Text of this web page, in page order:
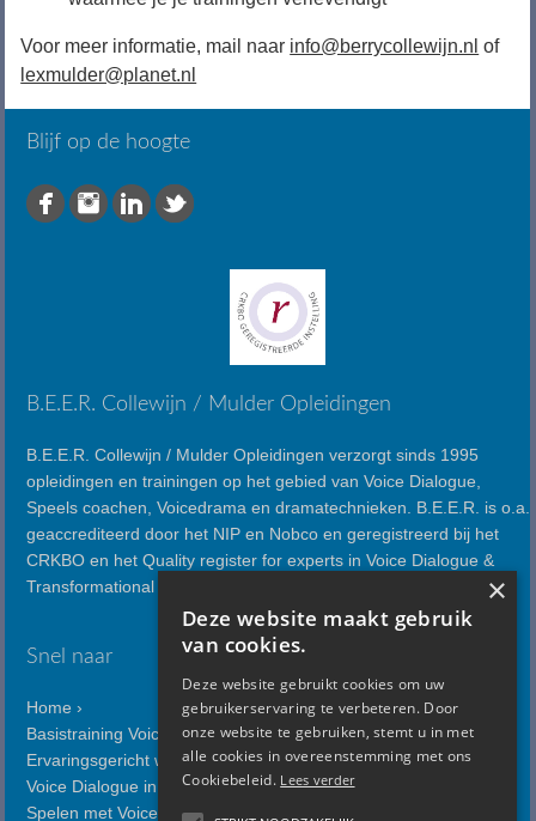
Voor meer informatie, mail naar info@berrycollewijn.nl of
lexmulder@planet.nl
Blijf op de hoogte
B.E.E.R. Collewijn / Mulder Opleidingen
B.E.E.R. Collewijn / Mulder Opleidingen verzorgt sinds 1995
opleidingen en trainingen op het gebied van Voice Dialogue,
Speels coachen, Voicedrama en dramatechnieken. B.E.E.R. is o.a.
geaccrediteerd door het NIP en Nobco en geregistreerd bij het
CRKBO en het Quality register for experts in Voice Dialogue &
Transformational Psychology.
Snel naar
Home ›
Basistraining Voice Dialogue ›
Ervaringsgericht werken met Voice Dialogue ›
Voice Dialogue in relaties ›
Spelen met Voice Dialogue ›
×
Deze website maakt gebruik
van cookies.
Deze website gebruikt cookies om uw
gebruikerservaring te verbeteren. Door
onze website te gebruiken, stemt u in met
alle cookies in overeenstemming met ons
Cookiebeleid. Lees verder